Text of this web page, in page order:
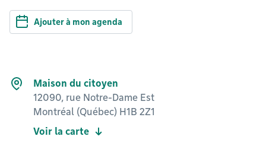
Ajouter à mon agenda
Maison du citoyen
12090, rue Notre-Dame Est
Montréal (Québec) H1B 2Z1
Voir la carte